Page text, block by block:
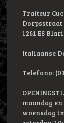
Traiteur
Dorpsstraat
1261 ES
Italiaanse
Telefono:
maandag
woensdag